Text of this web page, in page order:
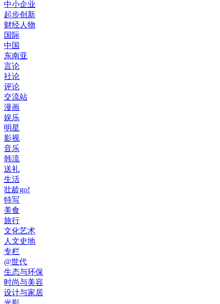
中小企业
起步创新
财经人物
国际
中国
东南亚
言论
社论
评论
交流站
漫画
娱乐
明星
影视
音乐
韩流
送礼
生活
壮龄go!
特写
美食
旅行
文化艺术
人文史地
专栏
@世代
生态与环保
时尚与美容
设计与家居